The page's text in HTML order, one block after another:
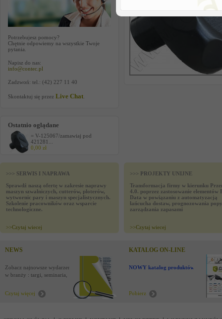
Potrzebujesz pomocy?
Chętnie odpowiemy na wszystkie Twoje
pytania.
Napisz do nas:
info@contec.pl
Zadzwoń: tel.: (42) 227 11 40
Skontaktuj się przez Live Chat
Ostatnio oglądane
= V-125067/zamawiaj pod
421281...
0,00 zł
>>> SERWIS I NAPRAWA
Sprawdź naszą ofertę w zakresie naprawy
maszyn szwalniczych, cutterów, ploterów,
wytwornic pary i maszyn specjalistycznych.
Szkolenie pracowników oraz wsparcie
technologiczne.
>>Czytaj wiecej
>>> PROJEKTY UNIJNE
Transformacja firmy w kierunku
4.0. poprzez zastosowanie elementów
Data w powiązaniu z automatyzacją
łańcucha dostaw, prognozowania
zarządzania zapasami
>>Czytaj wiecej
NEWS
Zobacz najnowsze wydarzenia
w branży : targi, seminaria,
Czytaj więcej
KATALOG ON-LINE
NOWY katalog produktów !
Pobierz